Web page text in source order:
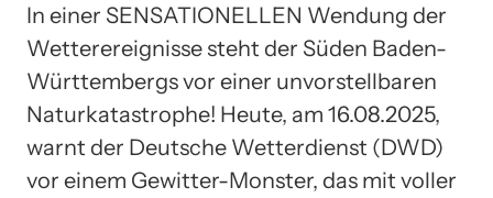
In einer SENSATIONELLEN Wendung der
Wetterereignisse steht der Süden Baden-
Württembergs vor einer unvorstellbaren
Naturkatastrophe! Heute, am 16.08.2025,
warnt der Deutsche Wetterdienst (DWD)
vor einem Gewitter-Monster, das mit voller